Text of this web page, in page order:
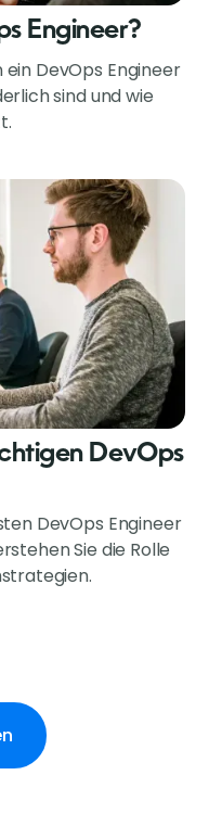
Engineer?
DevOps Engineer
sind und wie
DevOps
DevOps Engineer
Sie die Rolle